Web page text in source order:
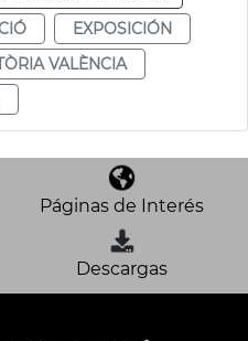
EXPOSICIÓN
VALÈNCIA
Páginas de Interés
Descargas